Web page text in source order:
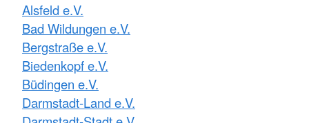
Alsfeld e.V.
Bad Wildungen e.V.
Bergstraße e.V.
Biedenkopf e.V.
Büdingen e.V.
Darmstadt-Land e.V.